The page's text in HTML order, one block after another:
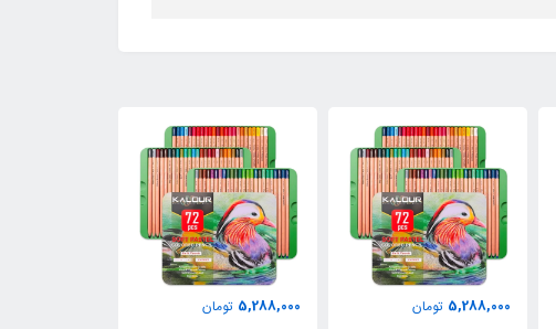
5,288,000 تومان
5,288,000 تومان